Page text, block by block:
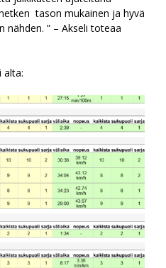
tason mukainen ja hyvä
nähden. ” – Akseli toteaa
alta: